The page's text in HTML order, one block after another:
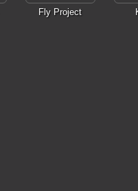
Fly Project